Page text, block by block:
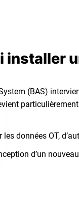
installer
(BAS)
données OT,
d’un